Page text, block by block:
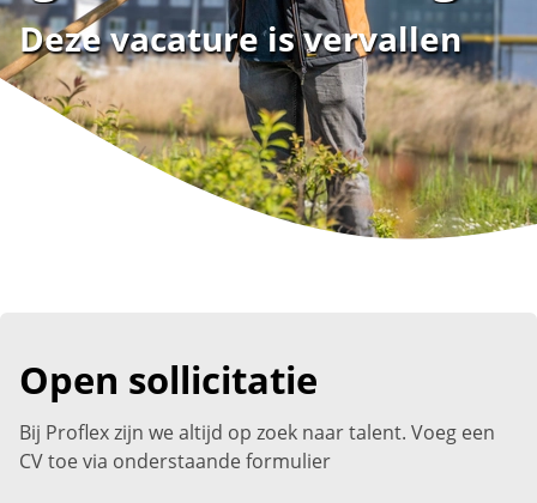
Deze vacature is vervallen
Open sollicitatie
Bij Proflex zijn we altijd op zoek naar talent. Voeg een
CV toe via onderstaande formulier